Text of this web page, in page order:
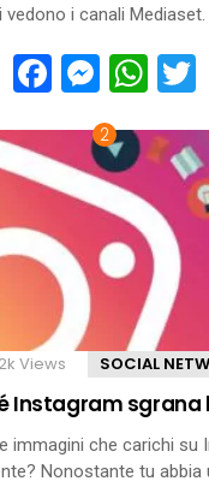
vedono i canali Mediaset.
Facebook
Views SOCIAL
Instagram sgrana
immagini che carichi su
Nonostante tu abbia